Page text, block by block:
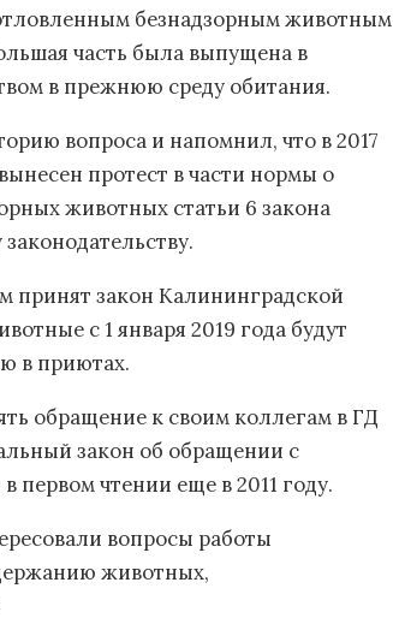
безнадзорным животным
часть была выпущена в
в прежнюю среду обитания.
вопроса и напомнил, что в 2017
протест в части нормы о
животных статьи 6 закона
принят закон Калининградской
с 1 января 2019 года будут
в приютах.
обращение к своим коллегам в ГД
закон об обращении с
чтении еще в 2011 году.
вопросы работы
животных,